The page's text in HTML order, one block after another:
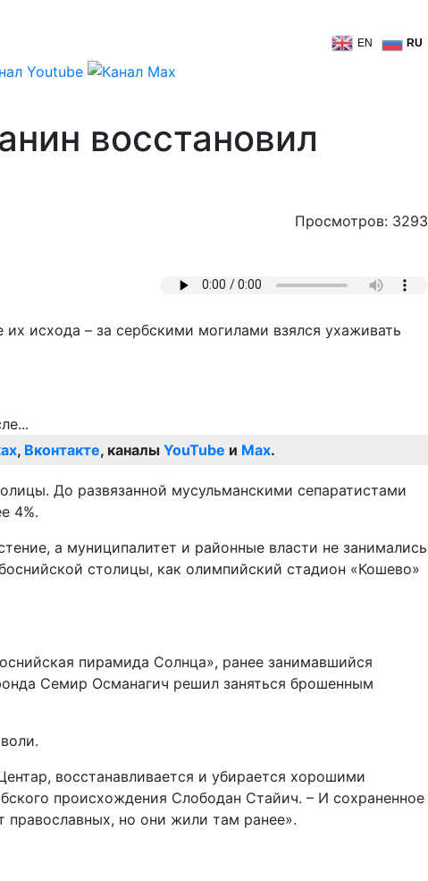
EN RU
восстановил
Просмотров: 3293
исхода – за сербскими могилами взялся ухаживать
, Вконтакте, каналы YouTube и Max.
До развязанной мусульманскими сепаратистами
4%.
а муниципалитет и районные власти не занимались
столицы, как олимпийский стадион «Кошево»
пирамида Солнца», ранее занимавшийся
Семир Османагич решил заняться брошенным
восстанавливается и убирается хорошими
происхождения Слободан Стайич. – И сохраненное
православных, но они жили там ранее».